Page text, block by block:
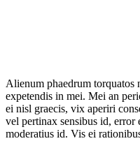
Alienum phaedrum torquatos
expetendis in mei. Mei an
ei nisl graecis, vix aperiri
vel pertinax sensibus id, error
moderatius id. Vis ei